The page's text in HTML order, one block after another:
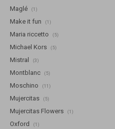
Maglé (1)
Make it fun (1)
Maria riccetto (5)
Michael Kors (5)
Mistral (3)
Montblanc (5)
Moschino (11)
Mujercitas (5)
Mujercitas Flowers (1)
Oxford (1)